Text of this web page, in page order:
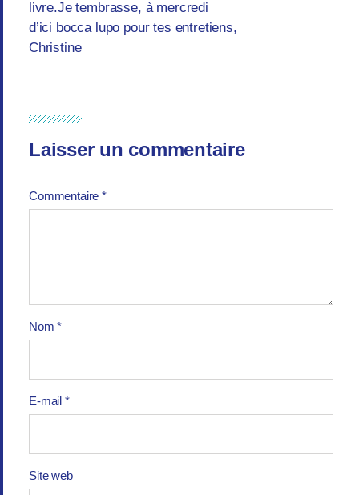
livre.Je tembrasse, à mercredi
d’ici bocca lupo pour tes entretiens,
Christine
Laisser un commentaire
Commentaire*
Nom*
E-mail *
Site web